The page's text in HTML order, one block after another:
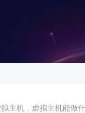
主机，虚拟主机能做